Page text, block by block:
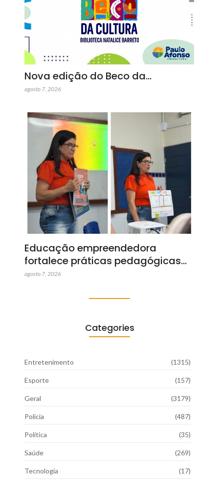
Nova edição do Beco da…
agosto 7, 2026
Educação empreendedora
fortalece práticas pedagógicas…
agosto 7, 2026
Categories
Entretenimento (1315)
Esporte (157)
Geral (3179)
Polícia (487)
Política (35)
Saúde (269)
Tecnologia (17)